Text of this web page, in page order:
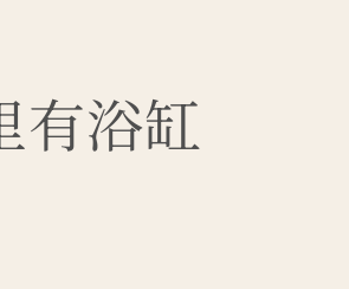
有浴缸